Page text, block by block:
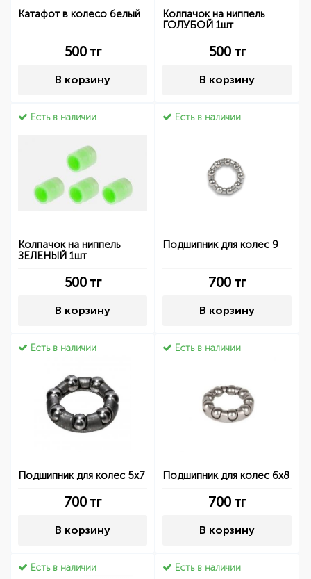
Катафот в колесо белый
500тг
В корзину
Колпачок на ниппель
ГОЛУБОЙ 1шт
500тг
В корзину
Есть в наличии
Колпачок на ниппель
ЗЕЛЕНЫЙ 1шт
500тг
В корзину
Есть в наличии
Подшипник для колес 9
700 тг
В корзину
Есть в наличии
Подшипник для колес 5x7
700 тг
В корзину
Есть в наличии
Подшипник для колес 6x8
700 тг
В корзину
Есть в наличии Есть в наличии